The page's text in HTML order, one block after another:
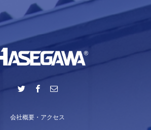
会社概要・アクセス